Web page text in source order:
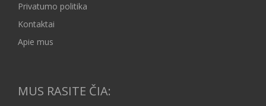
Privatumo politika
Kontaktai
Apie mus
MUS RASITE ČIA: